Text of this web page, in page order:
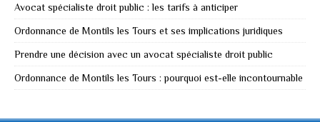
Avocat spécialiste droit public : les tarifs à anticiper
Ordonnance de Montils les Tours et ses implications juridiques
Prendre une décision avec un avocat spécialiste droit public
Ordonnance de Montils les Tours : pourquoi est-elle incontournable